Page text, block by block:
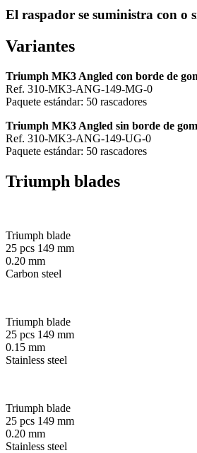
El raspador se suministra con o
Variantes
Triumph MK3 Angled con borde de
Ref. 310-MK3-ANG-149-MG-0
Paquete estándar: 50 rascadores
Triumph MK3 Angled sin borde de
Ref. 310-MK3-ANG-149-UG-0
Paquete estándar: 50 rascadores
Triumph blades
Triumph blade
25 pcs 149 mm
0.20 mm
Carbon steel
Triumph blade
25 pcs 149 mm
0.15 mm
Stainless steel
Triumph blade
25 pcs 149 mm
0.20 mm
Stainless steel